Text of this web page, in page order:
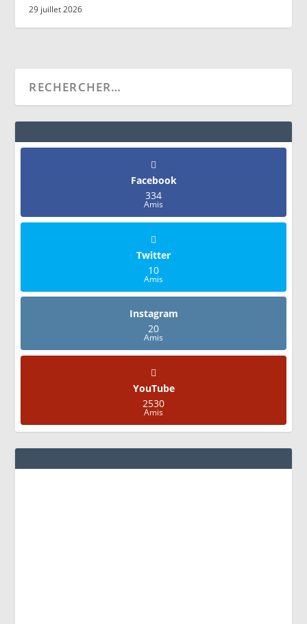
29 juillet 2026
Facebook
334
Amis
Twitter
10
Amis
Instagram
20
Amis
YouTube
2530
Amis